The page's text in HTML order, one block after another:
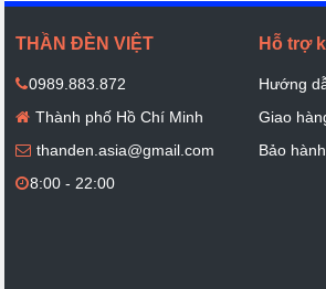
THẦN ĐÈN VIỆT
0989.883.872
Thành phố Hồ Chí Minh
thanden.asia@gmail.com
8:00 - 22:00
Hỗ trợ
Hướng
Giao
Bảo